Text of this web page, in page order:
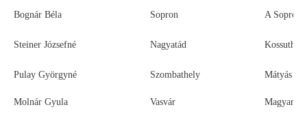
Bognár Béla Sopron A Soproni
Steiner Józsefné Nagyatád Kossuth
Pulay Györgyné Szombathely Mátyás
Molnár Gyula Vasvár